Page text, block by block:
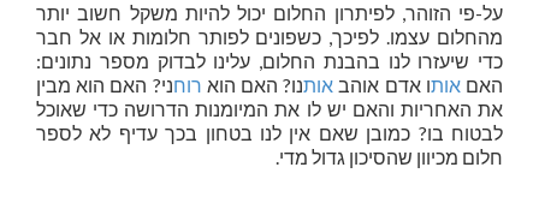
על-פי הזוהר, לפיתרון החלום יכול להיות משקל חשוב יותר
מהחלום עצמו. לפיכך, כשפונים לפותר חלומות או אל חבר
כדי שיעזרו לנו בהבנת החלום, עלינו לבדוק מספר נתונים:
האםאותו אדם אוהב אותנו? האם הוא רוחני? האם הוא מבין
את האחריות והאם יש לו את המיומנות הדרושה כדי שאוכל
לבטוח בו? כמובן שאם אין לנו בטחון בכך עדיף לא לספר
חלום מכיוון שהסיכון גדול מדי.